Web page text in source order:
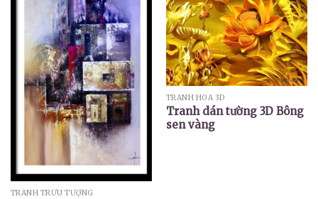
TRANH TRỪU TƯỢNG
TRANH HOA 3D
Tranh dán tường 3D Bông
sen vàng